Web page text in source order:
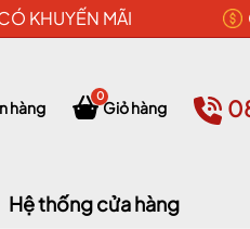
KHUYẾN MÃI
hàng Giỏ hàng
0
Hệ thống cửa hàng